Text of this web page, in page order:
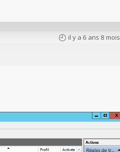
il y a 6 ans 8 mois